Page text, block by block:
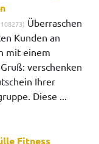
Überraschen
Kunden an
mit einem
verschenken
Ihrer
Diese ...
Fitness